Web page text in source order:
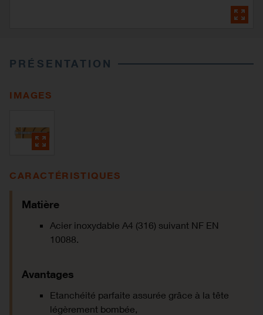
PRÉSENTATION
IMAGES
CARACTÉRISTIQUES
Matière
Acier inoxydable A4 (316) suivant NF EN
10088.
Avantages
Etanchéité parfaite assurée grâce à la tête
légèrement bombée,